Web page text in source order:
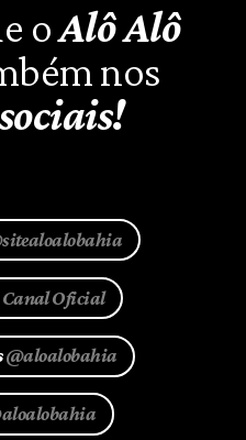
oAlô Alô
nos
Canal Oficial
@aloalobahia